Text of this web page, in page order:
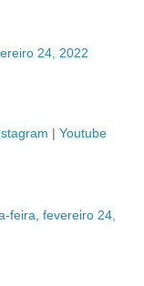
24, 2022
| Youtube
feira, fevereiro 24,